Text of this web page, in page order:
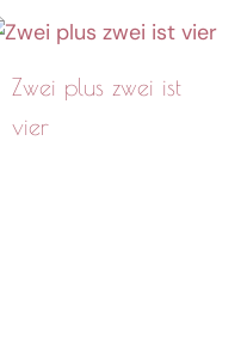
Zwei plus zwei ist
vier